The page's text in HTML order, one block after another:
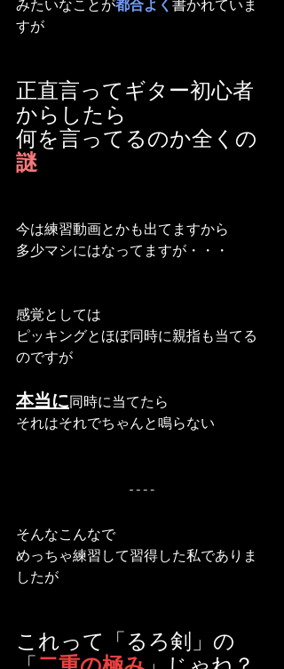
みたいなことが都合よく 書かれていま
すが
正直言ってギター初心者
からしたら
何を言ってるのか全くの
謎
今は練習動画とかも出てますから
多少マシにはなってますが・・・
感覚としては
ピッキングとほぼ同時に親指も当てる
のですが
本当に同時に当てたら
それはそれでちゃんと鳴らない
そんなこんなで
めっちゃ練習して習得した私でありま
したが
これって「るろ剣」の